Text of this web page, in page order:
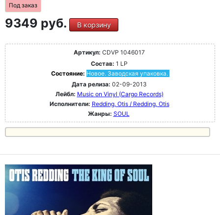
Под заказ
9349 руб. В корзину
Артикул: CDVP 1046017
Состав: 1 LP
Состояние: Новое. Заводская упаковка.
Дата релиза: 02-09-2013
Лейбл: Music on Vinyl (Cargo Records)
Исполнители: Redding, Otis / Redding, Otis
Жанры: SOUL